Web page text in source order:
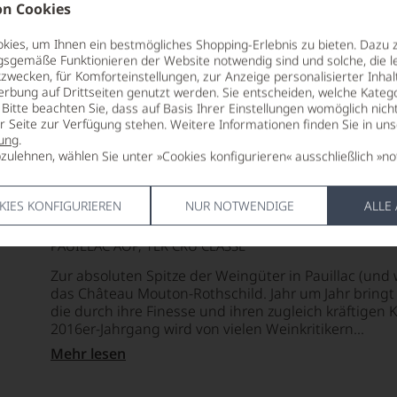
Cookies
um Ihnen ein bestmögliches Shopping-Erlebnis zu bieten. Dazu
Funktionieren der Website notwendig sind und solche, die
für Komforteinstellungen, zur Anzeige personalisierter
auf Drittseiten genutzt werden. Sie entscheiden, welche
beachten Sie, dass auf Basis Ihrer Einstellungen womöglich
Seite zur Verfügung stehen. Weitere Informationen finden Sie in
.
wählen Sie unter »Cookies konfigurieren« ausschließlich
KONFIGURIEREN NUR NOTWENDIGE ALLE
18 °C
ALKOHOLGEHALT
13,5 % Vol.
LAGERPOTENTIAL
2055
VERSCHLUSS
Naturkorken
enthält
Baronne
Rothschild
France
Frankreich
2019
TRINKTEMPERATUR
18 °C
ALKOHOLGEHALT
2056
VERSCHLUSS
Naturkorken
enthält
Rothschild
Frankreich
0,75 L
2016
Château Mouton-Rothschild
PAUILLAC AOP, 1ER CRU CLASSÉ
Zur absoluten Spitze der Weingüter in Pauillac (und
das Château Mouton-Rothschild. Jahr um Jahr
die durch ihre Finesse und ihren zugleich kräftigen
2016er-Jahrgang wird von vielen Weinkritikern...
Mehr lesen